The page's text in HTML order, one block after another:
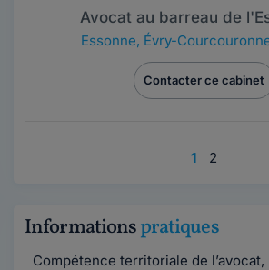
Avocat au barreau de
Essonne, Évry-
Contacter ce cabinet
1 2
Informationspratiques
Compétence territoriale de